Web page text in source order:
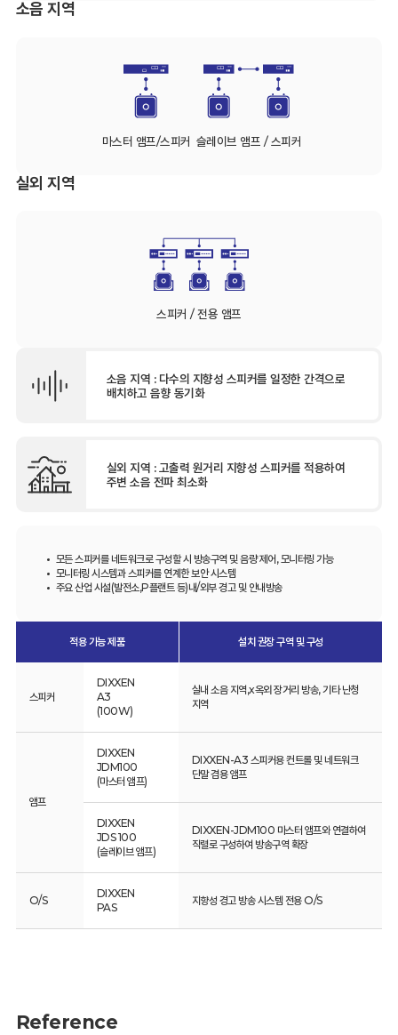
소음 지역
마스터 앰프/스피커 슬레이브 앰프 / 스피커
실외 지역
스피커 / 전용 앰프
소음 지역 : 다수의 지향성 스피커를 일정한 간격으로
배치하고 음향 동기화
실외 지역 : 고출력 원거리 지향성 스피커를 적용하여
주변 소음 전파 최소화
모든 스피커를 네트워크로 구성할 시 방송구역 및 음량 제어, 모니터링 가능
모니터링 시스템과 스피커를 연계한 보안 시스템
주요 산업 시설(발전소,P플랜트 등)내/외부 경고 및 안내방송
적용 가능 제품 설치 권장 구역 및 구성
스피커
DIXXEN
A3
(100W)
실내 소음 지역,x옥외 장거리 방송, 기타 난청
지역
앰프
DIXXEN
JDM100
(마스터 앰프)
DIXXEN-A3 스피커용 컨트롤 및 네트워크
단말 겸용 앰프
DIXXEN
JDS 100
(슬레이브 앰프)
DIXXEN-JDM100 마스터 앰프와 연결하여
직렬로 구성하여 방송구역 확장
O/S
DIXXEN
PAS
지향성 경고 방송 시스템 전용 O/S
Reference